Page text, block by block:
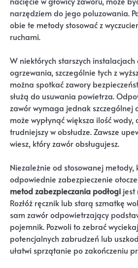
narzędziem do jego poluzowania.
obie te metody stosować z
ruchami.
W niektórych starszych
ogrzewania, szczególnie tych z
można spotkać zawory
służą do usuwania powietrza.
zawór wymaga jednak szczególnej
może wypłynąć większa ilość
trudniejszy w obsłudze. Zawsze
wiesz, który zawór obsługujesz.
Niezależnie od stosowanej metody,
odpowiednie zabezpieczenie
metod zabezpieczania podłogi jest
Rozłóż ręcznik lub starą szmatkę
sam zawór odpowietrzający
pojemnik. Pozwoli to zebrać
potencjalnych zabrudzeń lub
ułatwi sprzątanie po zakończeniu